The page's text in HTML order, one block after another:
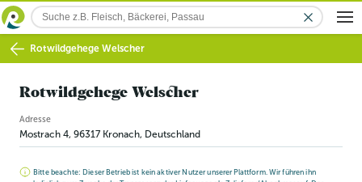
Rotwildgehege Welscher
Rotwildgehege Welscher
Adresse
Mostrach 4, 96317 Kronach, Deutschland
Bitte beachte: Dieser Betrieb ist kein aktiver Nutzer unserer Plattform. Wir führen ihn